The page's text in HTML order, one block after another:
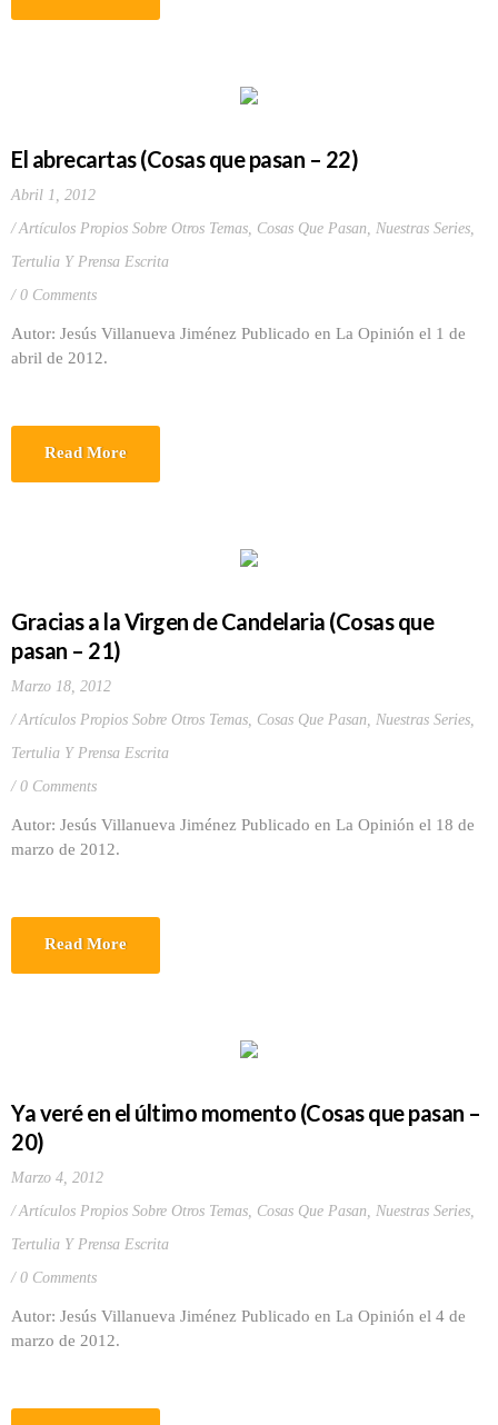
El abrecartas (Cosas que pasan – 22)
Abril 1, 2012
Artículos Propios Sobre Otros Temas, Cosas Que Pasan, Nuestras Series,
Tertulia Y Prensa Escrita
0 Comments
Autor: Jesús Villanueva Jiménez Publicado en La Opinión el 1 de
abril de 2012.
Read More
Gracias a la Virgen de Candelaria (Cosas que
pasan – 21)
Marzo 18, 2012
Artículos Propios Sobre Otros Temas, Cosas Que Pasan, Nuestras Series,
Tertulia Y Prensa Escrita
0 Comments
Autor: Jesús Villanueva Jiménez Publicado en La Opinión el 18 de
marzo de 2012.
Read More
Ya veré en el último momento (Cosas que pasan –
20)
Marzo 4, 2012
Artículos Propios Sobre Otros Temas, Cosas Que Pasan, Nuestras Series,
Tertulia Y Prensa Escrita
0 Comments
Autor: Jesús Villanueva Jiménez Publicado en La Opinión el 4 de
marzo de 2012.